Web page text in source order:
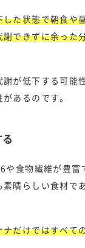
した状態で朝食や
できずに余った
が低下する可能
あるのです。
や食物繊維が豊富
晴らしい食材で
ナだけではすべて